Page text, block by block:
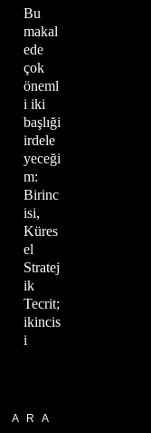
Bu
makal
ede
çok
öneml
i iki
başlıği
irdele
yeceği
m:
Birinc
isi,
Küres
el
Stratej
ik
Tecrit;
ikincis
i
ARA